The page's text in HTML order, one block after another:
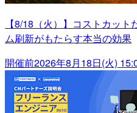
【8/18（火）】コストカッ
ム刷新がもたらす本当の効果
開催前2026年8月18日(火)